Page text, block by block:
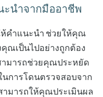
ะนำจากมืออาชีพ
คำแนะนำ ช่วยให้คุณ
ณเป็นไปอย่างถูกต้อง
ามารถช่วยคุณประหยัด
นการโดนตรวจสอบจาก
มารถให้คุณประเมินผล